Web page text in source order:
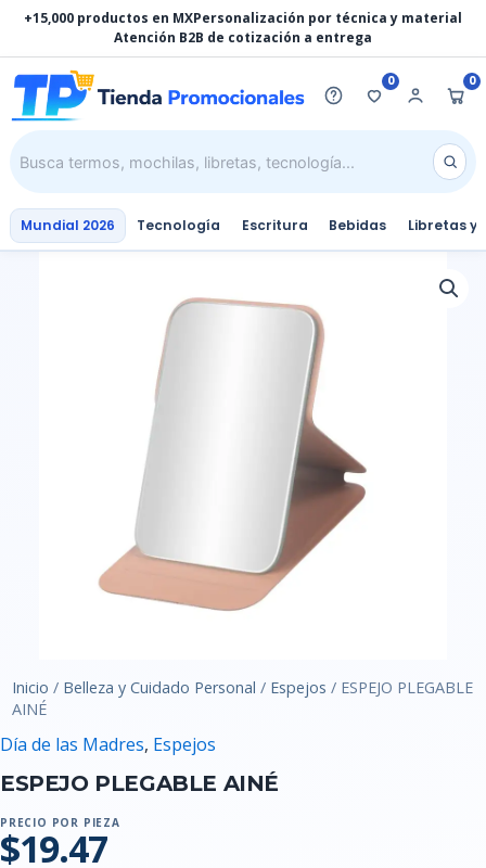
contenido
+15,000 productos en MXPersonalización por técnica y material
Atención B2B de cotización a entrega
0 0
Mundial 2026 Tecnología Escritura Bebidas Libretas y
Inicio / Belleza y Cuidado Personal / Espejos / ESPEJO PLEGABLE
AINÉ
Día de las Madres, Espejos
ESPEJO PLEGABLE AINÉ
PRECIO POR PIEZA
$19.47